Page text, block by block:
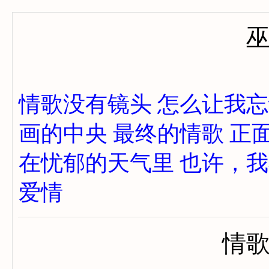
情歌没有镜头 怎么让我
画的中央 最终的情歌 正
在忧郁的天气里 也许，
爱情
情